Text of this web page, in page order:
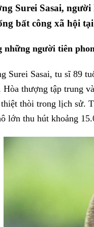
Surei Sasai,
bất công xã hội
những người tiên
Surei Sasai, tu sĩ 89
thượng tập trung
thòi trong lịch sử.
lớn thu hút khoảng